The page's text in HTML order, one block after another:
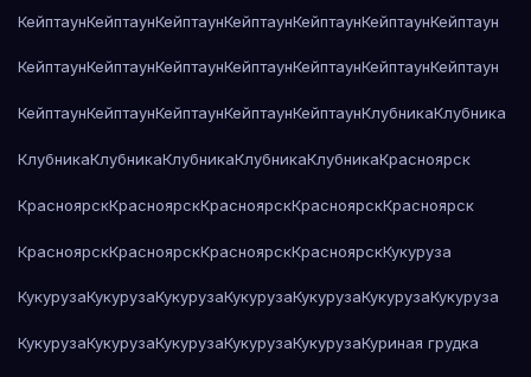
КейптаунКейптаунКейптаунКейптаунКейптаунКейптаунКейптаун
КейптаунКейптаунКейптаунКейптаунКейптаунКейптаунКейптаун
КейптаунКейптаунКейптаунКейптаунКейптаунКлубникаКлубника
КлубникаКлубникаКлубникаКлубникаКлубникаКрасноярск
КрасноярскКрасноярскКрасноярскКрасноярскКрасноярск
КрасноярскКрасноярскКрасноярскКрасноярскКукуруза
КукурузаКукурузаКукурузаКукурузаКукурузаКукурузаКукуруза
КукурузаКукурузаКукурузаКукурузаКукурузаКуриная грудка